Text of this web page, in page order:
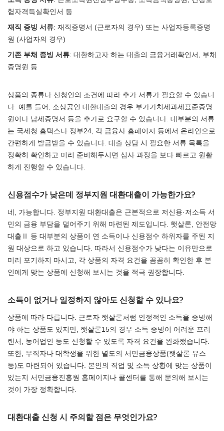
험자격득실확인서 등
재직 증빙 서류: 재직증명서 (근로자의 경우) 또는 사업자등록증명
원 (사업자의 경우)
기존 부채 증빙 서류: 대환하고자 하는 대출의 금융거래확인서, 부채
증명원 등
상품의 종류나 신청인의 조건에 따라 추가 서류가 필요할 수 있습니
다. 예를 들어, 소상공인 대환대출의 경우 부가가치세과세표준증명
원이나 납세증명서 등을 추가로 요구할 수 있습니다. 대부분의 서류
는 국세청 홈택스나 정부24, 각 금융사 홈페이지 등에서 온라인으로
간편하게 발급받을 수 있습니다. 대출 상담 시 필요한 서류 목록을
정확히 확인하고 미리 준비해두시면 심사 과정을 보다 빠르고 원활
하게 진행할 수 있습니다.
신용점수가 낮은데 정부지원 대환대출이 가능한가요?
네, 가능합니다. 정부지원 대환대출은 근본적으로 저신용·저소득 서
민의 금융 부담을 덜어주기 위해 마련된 제도입니다. 햇살론, 안전망
대출Ⅱ 등 대부분의 상품이 연 소득이나 신용점수 하위자를 주된 지
원 대상으로 하고 있습니다. 따라서 신용점수가 낮다는 이유만으로
미리 포기하지 마시고, 각 상품의 자격 요건을 꼼꼼히 확인한 후 본
인에게 맞는 상품에 신청해 보시는 것을 적극 권장합니다.
소득이 없거나 일정하지 않아도 신청할 수 있나요?
상품에 따라 다릅니다. 근로자 햇살론처럼 안정적인 소득을 증빙해
야 하는 상품도 있지만, 햇살론15의 경우 소득 증빙이 어려운 프리
랜서, 농어업인 등도 신청할 수 있도록 자격 요건을 완화했습니다.
또한, 무직자나 대학생을 위한 별도의 서민금융상품(햇살론 유스
등)도 마련되어 있습니다. 본인의 직업 및 소득 상황에 맞는 상품이
있는지 서민금융진흥원 홈페이지나 콜센터를 통해 문의해 보시는
것이 가장 정확합니다.
대환대출 신청 시 주의할 점은 무엇인가요?